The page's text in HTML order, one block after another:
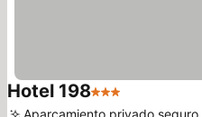
Hotel 1983 Estrellas
Aparcamiento privado seguro,